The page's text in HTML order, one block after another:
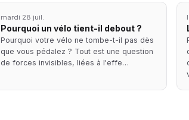
mardi 28 juil.
Pourquoi un vélo tient-il debout ?
Pourquoi votre vélo ne tombe-t-il pas dès
que vous pédalez ? Tout est une question
de forces invisibles, liées à l'effe…